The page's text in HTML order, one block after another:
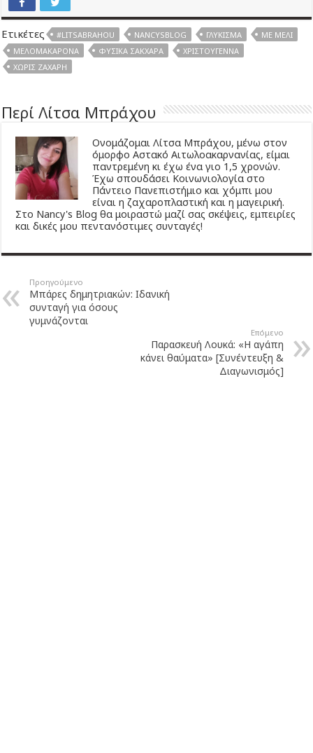
Ετικέτες #LITSABRAHOU NANCYSBLOG ΓΛΎΚΙΣΜΑ
ΜΕ ΜΈΛΙ
ΜΕΛΟΜΑΚΆΡΟΝΑ
ΦΥΣΙΚΆ ΣΆΚΧΑΡΑ
ΧΡΙΣΤΟΎΓΕΝΝΑ
ΧΩΡΊΣ ΖΆΧΑΡΗ
Περί Λίτσα Μπράχου
Ονομάζομαι Λίτσα Μπράχου, μένω στον
όμορφο Αστακό Αιτωλοακαρνανίας, είμαι
παντρεμένη κι έχω ένα γιο 1,5 χρονών.
Έχω σπουδάσει Κοινωνιολογία στο
Πάντειο Πανεπιστήμιο και χόμπι μου
είναι η ζαχαροπλαστική και η μαγειρική.
Στο Nancy's Blog θα μοιραστώ μαζί σας σκέψεις, εμπειρίες
και δικές μου πεντανόστιμες συνταγές!
Προηγούμενο
Μπάρες δημητριακών: Ιδανική
συνταγή για όσους
γυμνάζονται
Επόμενο
Παρασκευή Λουκά: «Η αγάπη
κάνει θαύματα» [Συνέντευξη &
Διαγωνισμός]